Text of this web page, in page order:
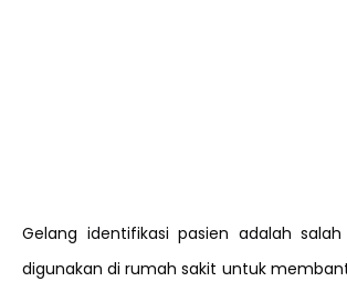
Gelang identifikasi pasien adalah
digunakan di rumah sakit untuk